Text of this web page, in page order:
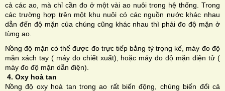
cả các ao, mà chỉ cần đo ở một vài ao nuôi trong hệ thống. Trong
các trường hợp trên một khu nuôi có các nguồn nước khác nhau
dẫn đến độ mặn của chúng cũng khác nhau thì phải đo độ mặn ở
từng ao.
Nồng độ mặn có thể được đo trực tiếp bằng tỷ trọng kế, máy đo độ
mặn xách tay ( máy đo chiết xuất), hoặc máy đo độ mặn điện tử (
máy đo độ mặn dẫn điện).
4. Oxy hoà tan
Nồng độ oxy hoà tan trong ao rất biến động, chúng biến đổi cả